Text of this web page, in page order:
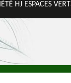
HJ ESPACES